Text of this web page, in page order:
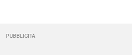
PUBBLICITÀ